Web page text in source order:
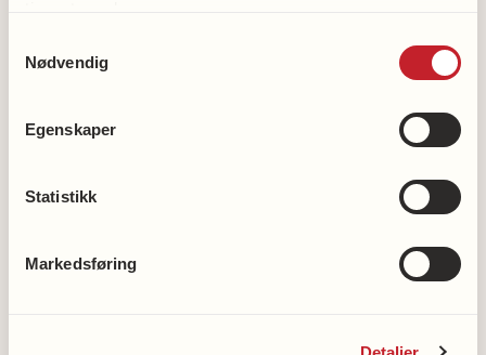
Nødvendig
Egenskaper
Statistikk
Markedsføring
rutiner og verktøy som kan bidra til god